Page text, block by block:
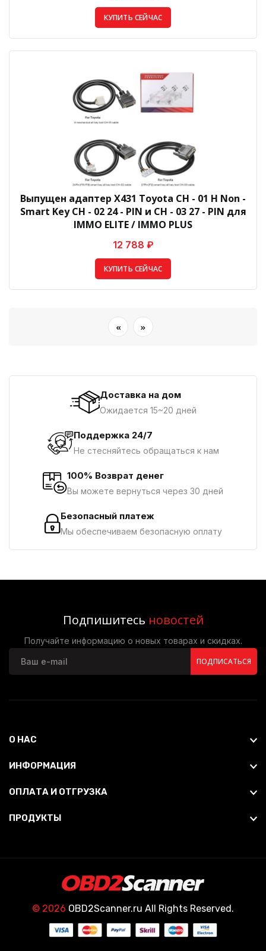
КУПИТЬ СЕЙЧАС
Выпущен адаптер X431 Toyota CH - 01 H Non -
Smart Key CH - 02 24 - PIN и CH - 03 27 - PIN для
IMMO ELITE / IMMO PLUS
12 788 ₽
КУПИТЬ СЕЙЧАС
« »
Доставка на дом
Ожидается 15~20 дней
Поддержка 24/7
Не стесняйтесь обращаться к нам
100% Возврат денег
Вы можете вернуться через 30 дней
Безопасный платеж
Мы обеспечиваем безопасную оплату
Подпишитесь новостей
Получайте информацию о новых товарах и скидках.
ПОДПИСАТЬСЯ
О НАС
ИНФОРМАЦИЯ
ОПЛАТА И ОТГРУЗКА
ПРОДУКТЫ
© 2026 OBD2Scanner.ru All Rights Reserved.